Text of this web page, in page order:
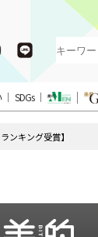
SDGs
ンキング受賞】